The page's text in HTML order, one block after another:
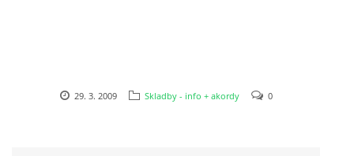
29. 3. 2009 Skladby - info + akordy 0